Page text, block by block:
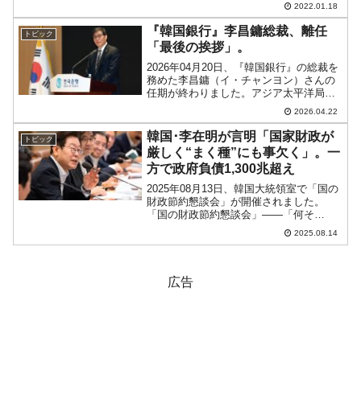
『Investing.com』より引用）。結局
KOSPIは続落となりました。不確かな支
持...
2022.01.18
トピック
『韓国銀行』李昌鏞総裁、離任
「最後の挨拶」。
2026年04月20日、『韓国銀行』の総裁を
務めた李昌鏞（イ・チャンヨン）さんの
任期が終わりました。アジア太平洋局長
を務めた優秀な人ですが、任期の間、間
違ったことは一つも述べず、「政治的で
ないものなど何もない韓国」で、最後ま
で政治圏とは一線...
2026.04.22
トピック
韓国･李在明が言明「国家財政が
厳しく“まく種”にも事欠く」。一
方で政府負債1,300兆超え
2025年08月13日、韓国大統領室で「国の
財政節約懇談会」が開催されました。
「国の財政節約懇談会」――「何そ
れ？」と誰もが疑問を持つでしょう。以
下が大統領が本件について出したプレス
2025.08.14
広告